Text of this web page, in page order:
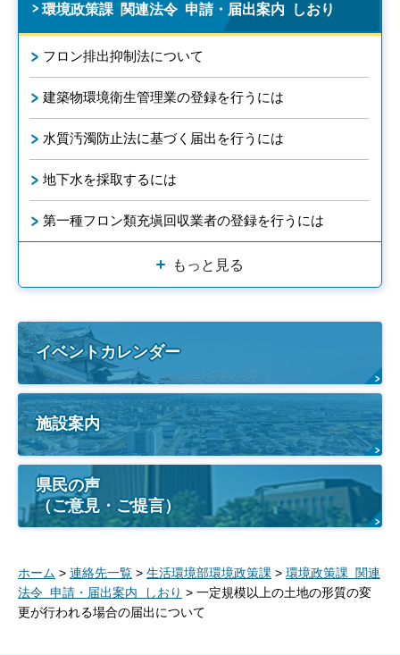
環境政策課 関連法令 申請・届出案内 しおり
フロン排出抑制法について
建築物環境衛生管理業の登録を行うには
水質汚濁防止法に基づく届出を行うには
地下水を採取するには
第一種フロン類充塡回収業者の登録を行うには
もっと見る
イベントカレンダー
施設案内
県民の声
（ご意見・ご提言）
ホーム > 連絡先一覧 > 生活環境部環境政策課 > 環境政策課 関連
法令 申請・届出案内 しおり > 一定規模以上の土地の形質の変
更が行われる場合の届出について